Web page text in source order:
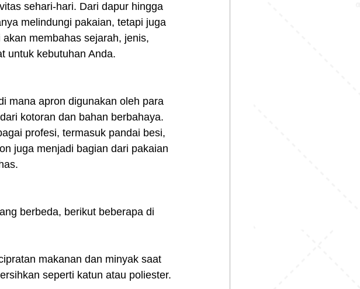
sehari-hari. Dari dapur hingga
melindungi pakaian, tetapi juga
membahas sejarah, jenis,
untuk kebutuhan Anda.
mana apron digunakan oleh para
kotoran dan bahan berbahaya.
profesi, termasuk pandai besi,
juga menjadi bagian dari pakaian
berbeda, berikut beberapa di
makanan dan minyak saat
seperti katun atau poliester.